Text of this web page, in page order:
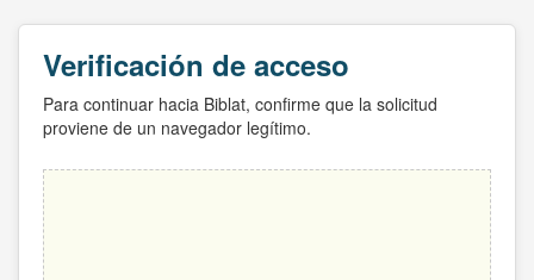
Verificación de acceso
Para continuar hacia Biblat, confirme que la solicitud
proviene de un navegador legítimo.